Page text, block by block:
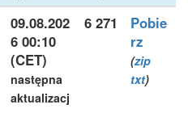
09.08.202
6 00:10
(CET)
następna
aktualizacj
6 271
Pobie
rz
(zip
txt)